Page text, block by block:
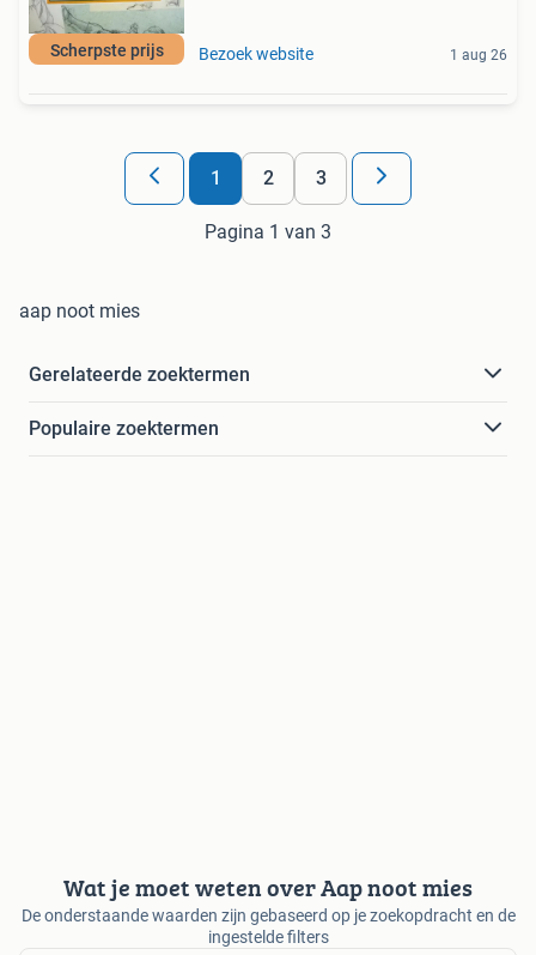
Scherpste prijs Bezoek website 1 aug 26
1 2 3
Pagina 1 van 3
aap noot mies
Gerelateerde zoektermen
Populaire zoektermen
Wat je moet weten over Aap noot mies
De onderstaande waarden zijn gebaseerd op je zoekopdracht en de
ingestelde filters